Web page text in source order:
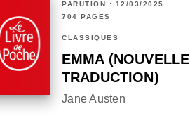
PARUTION : 12/03/2025
704 PAGES
CLASSIQUES
EMMA (NOUVELLE
TRADUCTION)
Jane Austen